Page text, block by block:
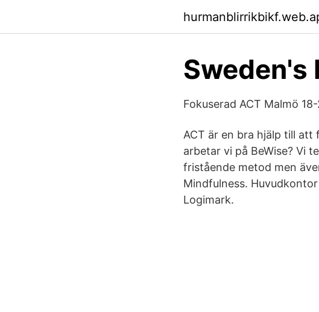
Sweden's
Fokuserad ACT Malmö
ACT är en bra hjälp till att
arbetar vi på BeWise? Vi
fristående metod men
Mindfulness.
Logimark.